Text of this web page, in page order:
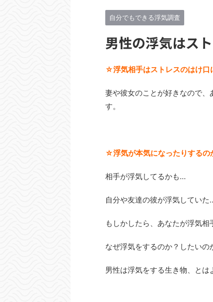
自分でもできる浮気調査
男性の浮気はス
☆浮気相手はストレスのはけ口
妻や彼女のことが好きなので
す。
☆浮気が本気になったりするの
相手が浮気してるかも…
自分や友達の彼が浮気していた
もしかしたら、あなたが浮気相
なぜ浮気をするのか？したいの
男性は浮気をする生き物、と